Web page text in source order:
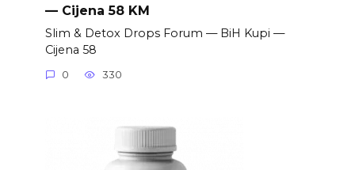
— Cijena 58 KM
Slim & Detox Drops Forum — BiH Kupi —
Cijena 58
0 330